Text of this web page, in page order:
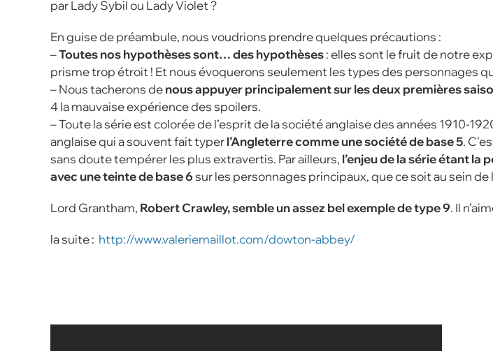
par Lady Sybil ou Lady Violet ?
En guise de préambule, nous voudrions prendre quelques précautions :
–Toutes nos hypothèses sont… des hypothèses: elles sont le fruit de notre
prisme trop étroit ! Et nous évoquerons seulement les types des personnages
– Nous tacherons denous appuyer principalement sur les deux premières
4 la mauvaise expérience des spoilers.
– Toute la série est colorée de l’esprit de la société anglaise des années 1910-
anglaise qui a souvent fait typerl’Angleterre comme une société de base 5.
sans doute tempérer les plus extravertis. Par ailleurs, l’enjeu de la série étant
avec une teinte de base 6sur les personnages principaux, que ce soit au sein
Lord Grantham, Robert Crawley, semble un assez bel exemple de type 9. Il
la suite : http://www.valeriemaillot.com/dowton-abbey/